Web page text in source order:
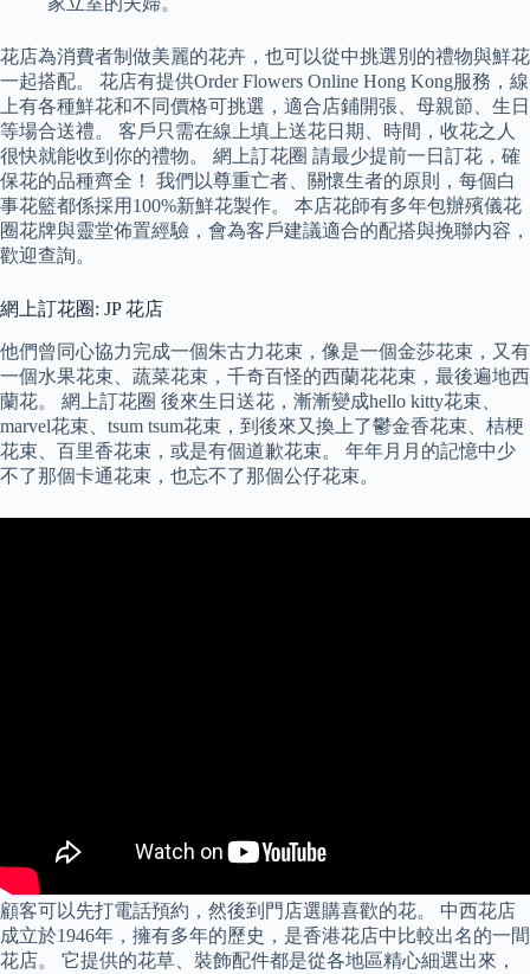
花店為消費者制做美麗的花卉，也可以從中挑選別的禮物與鮮花
一起搭配。 花店有提供Order Flowers Online Hong Kong服務，線
上有各種鮮花和不同價格可挑選，適合店鋪開張、母親節、生日
等場合送禮。 客戶只需在線上填上送花日期、時間，收花之人
很快就能收到你的禮物。 網上訂花圈 請最少提前一日訂花，確
保花的品種齊全！ 我們以尊重亡者、關懷生者的原則，每個白
事花籃都係採用100%新鮮花製作。 本店花師有多年包辦殯儀花
圈花牌與靈堂佈置經驗，會為客戶建議適合的配搭與挽聯内容，
歡迎查詢。
網上訂花圈: JP 花店
他們曾同心協力完成一個朱古力花束，像是一個金莎花束，又有
一個水果花束、蔬菜花束，千奇百怪的西蘭花花束，最後遍地西
蘭花。 網上訂花圈 後來生日送花，漸漸變成hello kitty花束、
marvel花束、tsum tsum花束，到後來又換上了鬱金香花束、桔梗
花束、百里香花束，或是有個道歉花束。 年年月月的記憶中少
不了那個卡通花束，也忘不了那個公仔花束。
顧客可以先打電話預約，然後到門店選購喜歡的花。 中西花店
成立於1946年，擁有多年的歷史，是香港花店中比較出名的一間
花店。 它提供的花草、裝飾配件都是從各地區精心細選出來，